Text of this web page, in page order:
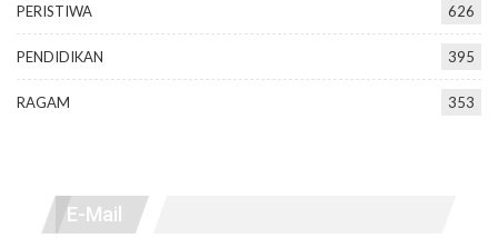
PERISTIWA 626
PENDIDIKAN 395
RAGAM 353
E-Mail